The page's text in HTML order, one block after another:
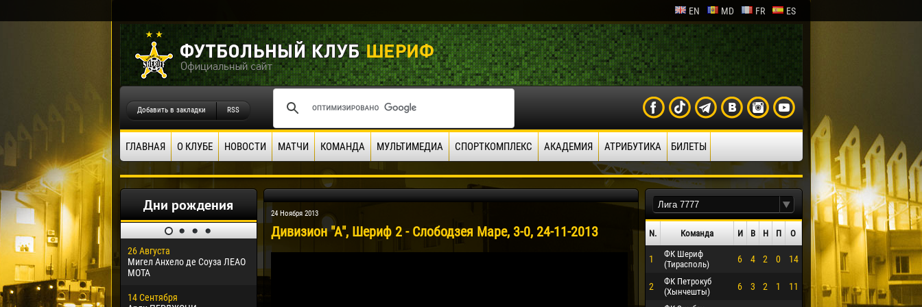
EN MD FR ES
Добавить в закладки RSS
ГЛАВНАЯ О КЛУБЕ НОВОСТИ МАТЧИ КОМАНДА МУЛЬТИМЕДИА СПОРТКОМПЛЕКС АКАДЕМИЯ АТРИБУТИКА БИЛЕТЫ
Дни рождения
26 Августа
Мигел Анхело де Соуза ЛЕАО
МОТА
14 Сентября
30 Января
04 Мая
24 Ноября 2013
Дивизион "А", Шериф 2 - Слободзея Маре, 3-0, 24-11-2013 N. Команда И В Н П О
1
ФК Шериф
(Тирасполь)
6 4 2 0 14
2
ФК Петрокуб
(Хынчешты)
6 3 2 1 11